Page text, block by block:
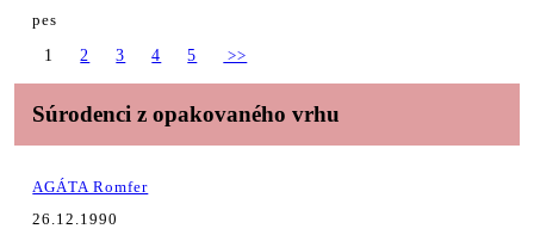
pes
1
2 3 4 5 >>
Súrodenci z opakovaného vrhu
AGÁTA Romfer
26.12.1990